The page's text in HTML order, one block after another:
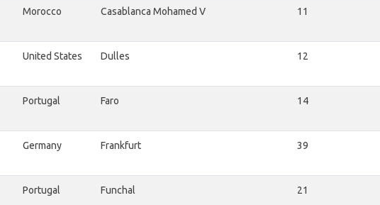
Morocco Casablanca Mohamed V 11
United States Dulles 12
Portugal Faro 14
Germany Frankfurt 39
Portugal Funchal 21